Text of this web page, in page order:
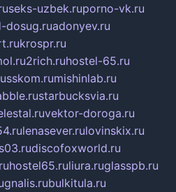
seks-uzbek.ruporno-vk.ru
dosug.ruadonyev.ru
krospr.ru
2rich.ruhostel-65.ru
mishinlab.ru
starbucksvia.ru
vektor-doroga.ru
lenasever.rulovinskix.ru
discofoxworld.ru
hostel65.ruliura.ruglasspb.ru
gnalis.rubulkitula.ru